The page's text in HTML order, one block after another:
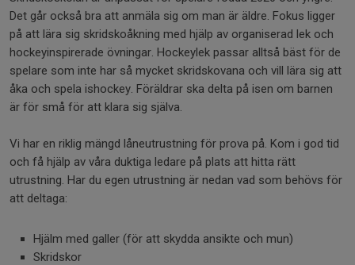
Det går också bra att anmäla sig om man är äldre. Fokus ligger
på att lära sig skridskoåkning med hjälp av organiserad lek och
hockeyinspirerade övningar. Hockeylek passar alltså bäst för de
spelare som inte har så mycket skridskovana och vill lära sig att
åka och spela ishockey. Föräldrar ska delta på isen om barnen
är för små för att klara sig själva.
Vi har en riklig mängd låneutrustning för prova på. Kom i god tid
och få hjälp av våra duktiga ledare på plats att hitta rätt
utrustning. Har du egen utrustning är nedan vad som behövs för
att deltaga:
Hjälm med galler (för att skydda ansikte och mun)
Skridskor